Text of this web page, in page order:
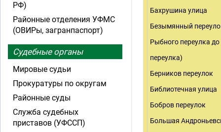
Бахрушина улица
Безымянный
Рыбного переулка
переулка)
Берников переулок
Библиотечная улица
Бобров переулок
Большая
РФ)
Районные отделения УФМС
(ОВИРы, загранпаспорт)
Судебные органы
Мировые судьи
Прокуратуры по округам
Районные суды
Служба судебных
приставов (УФССП)